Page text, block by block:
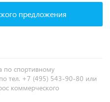
предложения
по спортивному
тел. +7 (495) 543-90-80 или
коммерческого